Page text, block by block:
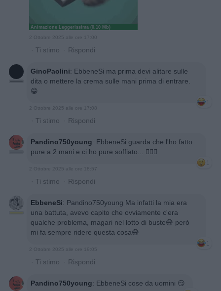
Animazione Leggerissima (0.10 Mb)
2 Ottobre 2025 alle ore 17:00
· Ti stimo · Rispondi
GinoPaolini: EbbeneSi ma prima devi alitare sulle
dita o mettere la crema sulle mani prima di entrare.
😁
1
2 Ottobre 2025 alle ore 17:08
· Ti stimo · Rispondi
Pandino750young: EbbeneSi guarda che l'ho fatto
pure a 2 mani e ci ho pure soffiato... 🤷🏻‍♂️
1
2 Ottobre 2025 alle ore 18:57
· Ti stimo · Rispondi
EbbeneSi: Pandino750young Ma infatti la mia era
una battuta, avevo capito che ovviamente c'era
qualche problema, magari nel lotto di buste😅 però
mi fa sempre ridere questa cosa😅
1
2 Ottobre 2025 alle ore 19:05
· Ti stimo · Rispondi
Pandino750young: EbbeneSi cose da uomini 😏